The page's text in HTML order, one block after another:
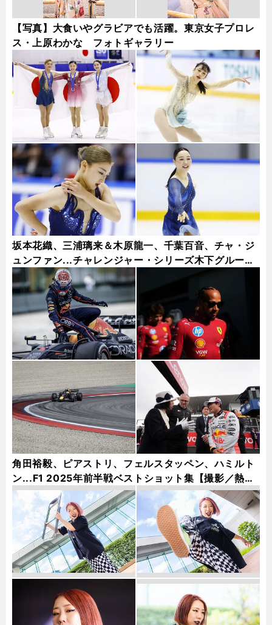
【写真】大食いやグラビアでも活躍。東京女子プロレ
ス・上原わかな フォトギャラリー
坂本花織、三浦璃来＆木原龍一、千葉百音、チャ・ジ
ュンファン...チャレンジャー・シリーズ木下グループ
杯フォトギャラリー
角田裕毅、ピアストリ、フェルスタッペン、ハミルト
ン...F1 2025年前半戦ベストショット集【撮影／熱田
護＆桜井淳雄】